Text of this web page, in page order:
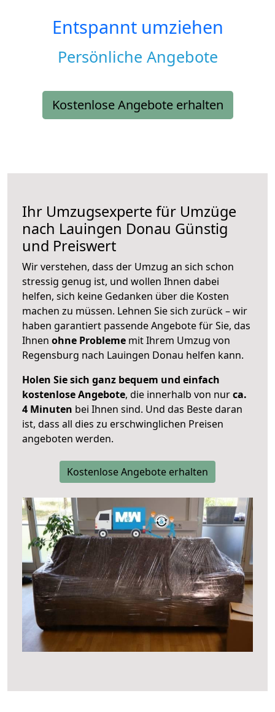
Entspannt umziehen
Persönliche Angebote
Kostenlose Angebote erhalten
Ihr Umzugsexperte für Umzüge
nach Lauingen Donau Günstig
und Preiswert
Wir verstehen, dass der Umzug an sich schon
stressig genug ist, und wollen Ihnen dabei
helfen, sich keine Gedanken über die Kosten
machen zu müssen. Lehnen Sie sich zurück – wir
haben garantiert passende Angebote für Sie, das
Ihnen ohne Probleme mit Ihrem Umzug von
Regensburg nach Lauingen Donau helfen kann.
Holen Sie sich ganz bequem und einfach
kostenlose Angebote, die innerhalb von nurca.
4 Minuten bei Ihnen sind. Und das Beste daran
ist, dass all dies zu erschwinglichen Preisen
angeboten werden.
Kostenlose Angebote erhalten